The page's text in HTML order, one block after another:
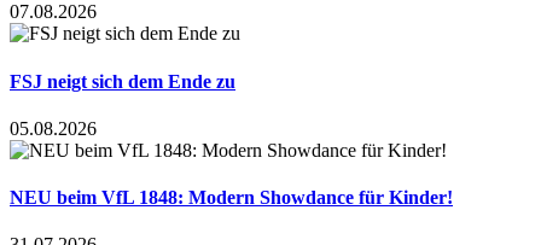
07.08.2026
FSJ neigt sich dem Ende zu
05.08.2026
NEU beim VfL 1848: Modern Showdance für Kinder!